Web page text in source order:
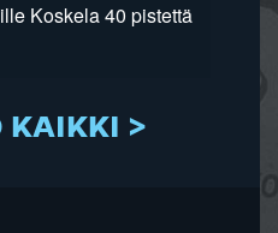
Koskela 40 pistettä
KAIKKI >